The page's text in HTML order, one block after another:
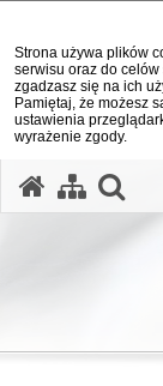
Strona używa plików
serwisu oraz do
zgadzasz się na ich
Pamiętaj, że możesz
ustawienia
wyrażenie zgody.